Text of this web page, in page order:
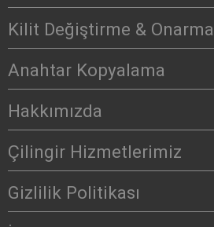
Kilit Değiştirme & Onarma
Anahtar Kopyalama
Hakkımızda
Çilingir Hizmetlerimiz
Gizlilik Politikası